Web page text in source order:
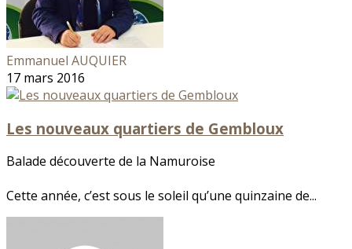
Emmanuel AUQUIER
17 mars 2016
Les nouveaux quartiers de Gembloux
Balade découverte de la Namuroise
Cette année, c’est sous le soleil qu’une quinzaine de...